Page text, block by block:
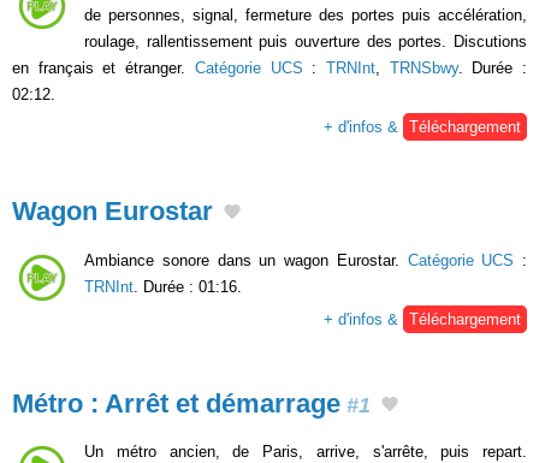
de personnes, signal, fermeture des portes puis accélération,
roulage, rallentissement puis ouverture des portes. Discutions
en français et étranger. Catégorie UCS : TRNInt, TRNSbwy. Durée :
02:12.
+ d'infos & Téléchargement
Wagon Eurostar
Ambiance sonore dans un wagon Eurostar. Catégorie UCS :
TRNInt . Durée : 01:16.
+ d'infos &
Téléchargement
Métro : Arrêt et démarrage #1
Un métro ancien, de Paris, arrive, s'arrête, puis repart.